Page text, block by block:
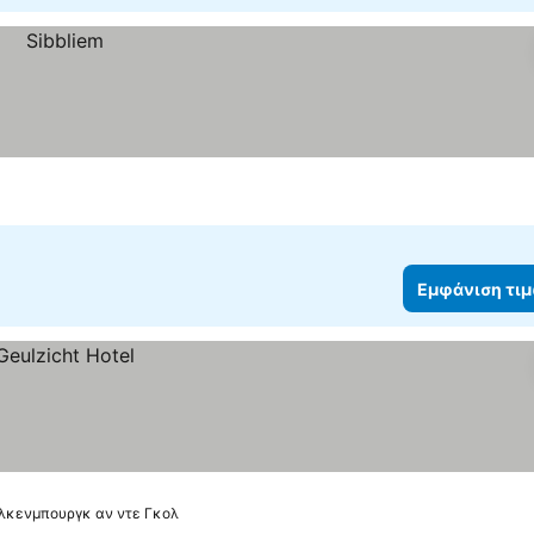
Εμφάνιση
αν ντε Γκολ